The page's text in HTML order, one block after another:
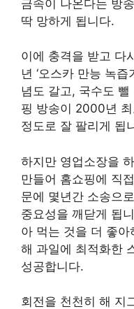
금속이 나온다는 방
딱 망하게 됩니다.
이에 충격을 받고 다
년 ‘오스카 만능 녹
념도 갈고, 국수도
핑 방송이 2000년
정도로 잘 팔리게 됩
하지만 영업소장을
만들어 홈쇼핑에 직
문에 몇년간 소송으
중요성을 깨닫게 됩
아 먹는 것을 더 좋
해 과일에 최적화한
성공합니다.
회전을 천천히 해 지